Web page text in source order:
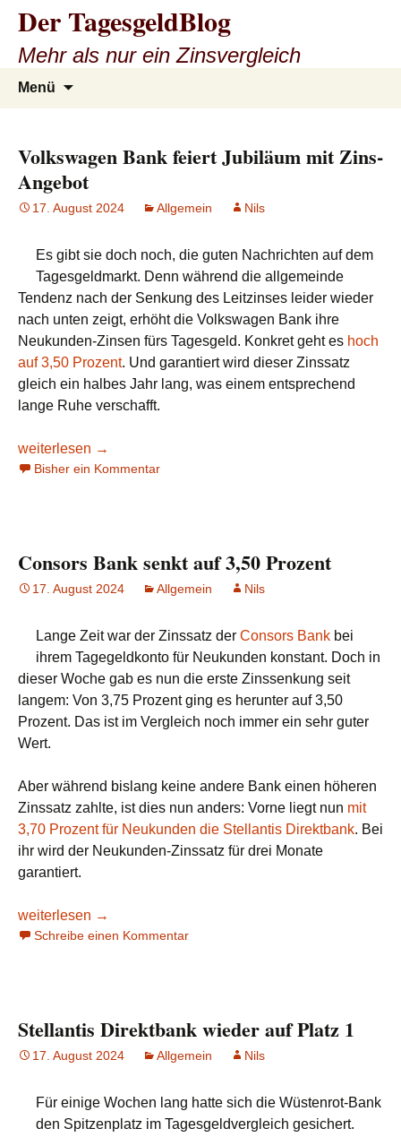
Der TagesgeldBlog
Mehr als nur ein Zinsvergleich
Menü
Volkswagen Bank feiert Jubiläum mit Zins-
Angebot
17. August 2024 Allgemein Nils
Es gibt sie doch noch, die guten Nachrichten auf dem
Tagesgeldmarkt. Denn während die allgemeinde
Tendenz nach der Senkung des Leitzinses leider wieder
nach unten zeigt, erhöht die Volkswagen Bank ihre
Neukunden-Zinsen fürs Tagesgeld. Konkret geht es hoch
auf 3,50 Prozent. Und garantiert wird dieser Zinssatz
gleich ein halbes Jahr lang, was einem entsprechend
lange Ruhe verschafft.
Volkswagen Bank feiert Jubiläum mit Zins-Angebot
weiterlesen →
Bisher ein Kommentar
Consors Bank senkt auf 3,50 Prozent
17. August 2024 Allgemein Nils
Lange Zeit war der Zinssatz der Consors Bank bei
ihrem Tagegeldkonto für Neukunden konstant. Doch in
dieser Woche gab es nun die erste Zinssenkung seit
langem: Von 3,75 Prozent ging es herunter auf 3,50
Prozent. Das ist im Vergleich noch immer ein sehr guter
Wert.
Aber während bislang keine andere Bank einen höheren
Zinssatz zahlte, ist dies nun anders: Vorne liegt nun mit
3,70 Prozent für Neukunden die Stellantis Direktbank. Bei
ihr wird der Neukunden-Zinssatz für drei Monate
garantiert.
Consors Bank senkt auf 3,50 Prozent
weiterlesen →
Schreibe einen Kommentar
Stellantis Direktbank wieder auf Platz 1
17. August 2024 Allgemein Nils
Für einige Wochen lang hatte sich die Wüstenrot-Bank
den Spitzenplatz im Tagesgeldvergleich gesichert.